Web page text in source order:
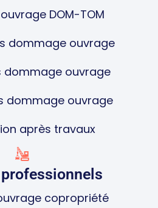
DOM-TOM
dommage ouvrage
dommage ouvrage
dommage ouvrage
après travaux
copropriété